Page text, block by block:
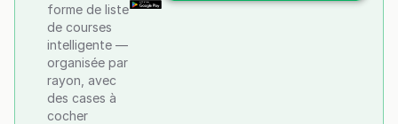
forme de liste
de courses
intelligente —
organisée par
rayon, avec
des cases à
cocher